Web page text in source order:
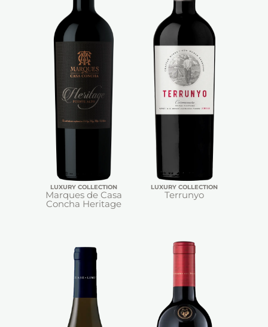
LUXURY COLLECTION
Marques de Casa
Concha Heritage
LUXURY COLLECTION
Terrunyo